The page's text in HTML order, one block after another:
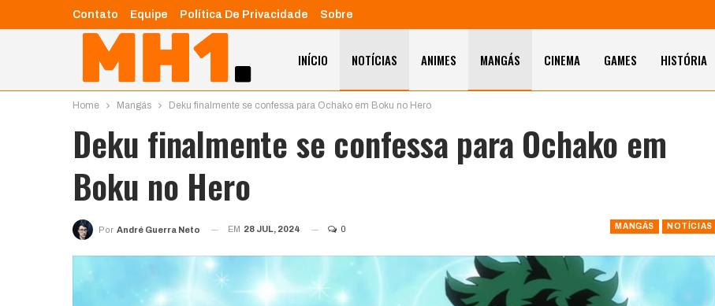
Contato Equipe Política De Privacidade Sobre
INÍCIO NOTÍCIAS ANIMES MANGÁS CINEMA GAMES HISTÓRIA
Home Mangás Deku finalmente se confessa para Ochako em Boku no Hero
Deku finalmente se confessa para Ochako em
Boku no Hero
MANGÁS NOTÍCIAS
Por André Guerra Neto EM 28 JUL, 2024 0